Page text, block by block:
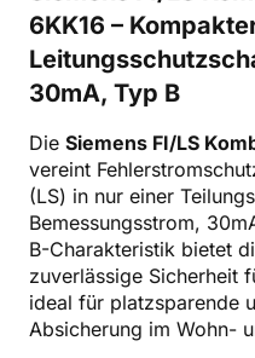
6KK16 –
30mA, Typ B
Die Siemens FI/LS
vereint
(LS) in nur einer
Bemessungsstrom,
B-Charakteristik bietet
zuverlässige Sicherheit
ideal für platzsparende
Absicherung im Wohn-